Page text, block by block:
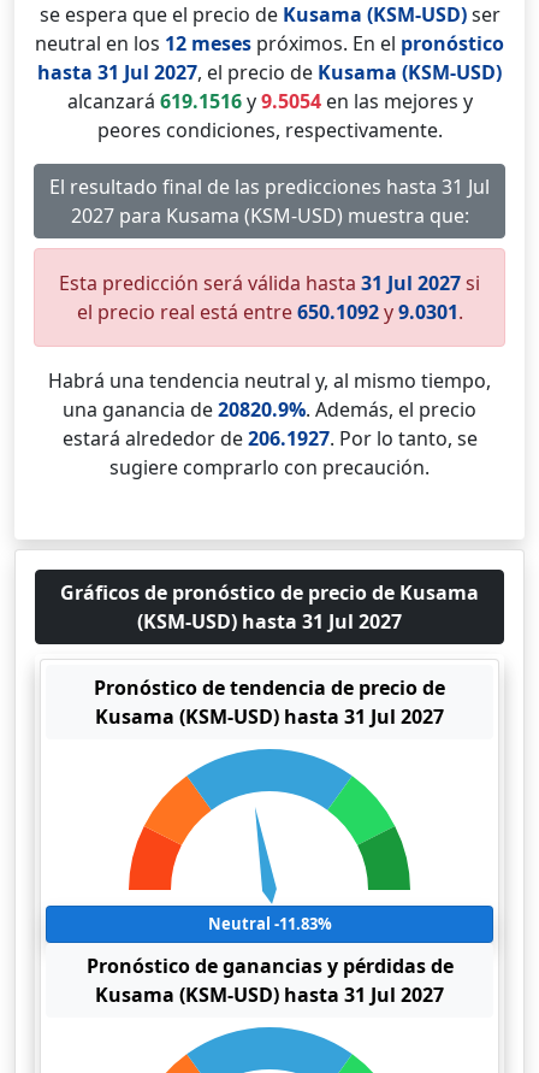
se espera que el precio de Kusama (KSM-USD)ser
neutral en los 12 meses próximos. En el pronóstico
hasta 31 Jul 2027, el precio de Kusama (KSM-USD)
alcanzará 619.1516y9.5054en las mejores y
peores condiciones, respectivamente.
El resultado final de las predicciones hasta 31 Jul
2027 para Kusama (KSM-USD) muestra que:
Esta predicción será válida hasta 31 Jul 2027si
el precio real está entre650.1092y9.0301.
Habrá una tendencia neutral y, al mismo tiempo,
una ganancia de20820.9%. Además, el precio
estará alrededor de206.1927. Por lo tanto, se
sugiere comprarlo con precaución.
Gráficos de pronóstico de precio de Kusama
(KSM-USD) hasta 31 Jul 2027
Pronóstico de tendencia de precio de
Kusama (KSM-USD) hasta 31 Jul 2027
Neutral -11.83%
Pronóstico de ganancias y pérdidas de
Kusama (KSM-USD) hasta 31 Jul 2027